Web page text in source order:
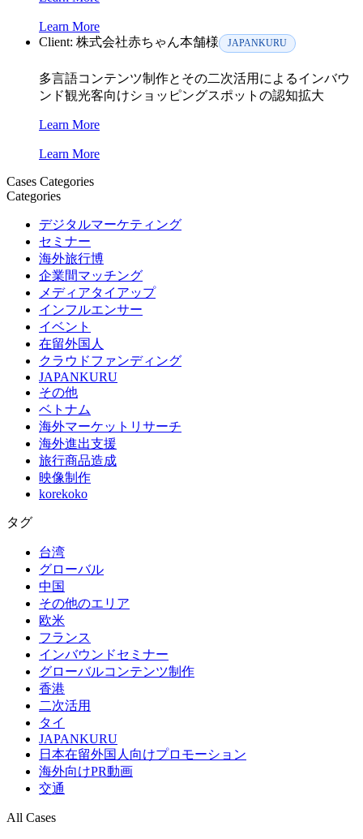
Learn More
Client: 株式会社赤ちゃん本舗様 JAPANKURU
多言語コンテンツ制作とその二次活用によるインバウ
ンド観光客向けショッピングスポットの認知拡大
Learn More
Learn More
Cases Categories
Categories
デジタルマーケティング
セミナー
海外旅行博
企業間マッチング
メディアタイアップ
インフルエンサー
イベント
在留外国人
クラウドファンディング
JAPANKURU
その他
ベトナム
海外マーケットリサーチ
海外進出支援
旅行商品造成
映像制作
korekoko
タグ
台湾
グローバル
中国
その他のエリア
欧米
フランス
インバウンドセミナー
グローバルコンテンツ制作
香港
二次活用
タイ
JAPANKURU
日本在留外国人向けプロモーション
海外向けPR動画
交通
All Cases